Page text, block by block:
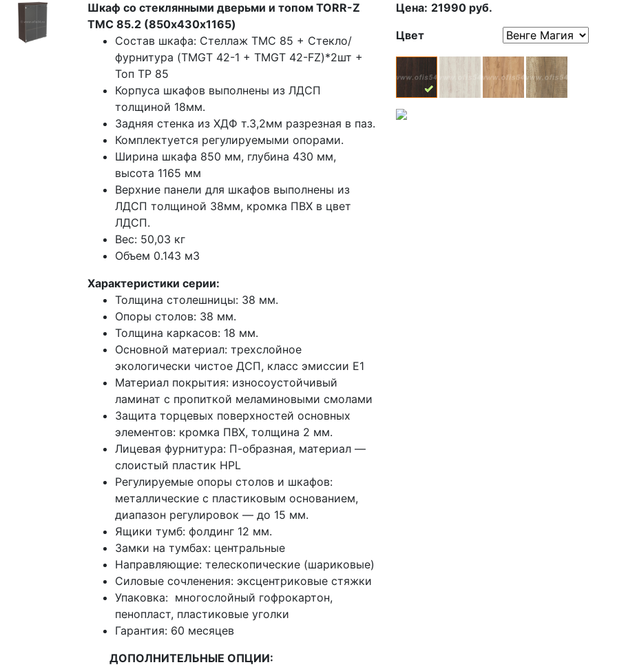
Шкаф со стеклянными дверьми и топом TORR-Z
TMC 85.2 (850х430х1165)
Состав шкафа: Стеллаж TMC 85 + Стекло/
фурнитура (TMGT 42-1 + TMGT 42-FZ)*2шт +
Топ TP 85
Корпуса шкафов выполнены из ЛДСП
толщиной 18мм.
Задняя стенка из ХДФ т.3,2мм разрезная в паз.
Комплектуется регулируемыми опорами.
Ширина шкафа 850 мм, глубина 430 мм,
высота 1165 мм
Верхние панели для шкафов выполнены из
ЛДСП толщиной 38мм, кромка ПВХ в цвет
ЛДСП.
Вес: 50,03 кг
Объем 0.143 м3
Характеристики серии:
Толщина столешницы: 38 мм.
Опоры столов: 38 мм.
Толщина каркасов: 18 мм.
Основной материал: трехслойное
экологически чистое ДСП, класс эмиссии Е1
Материал покрытия: износоустойчивый
ламинат с пропиткой меламиновыми смолами
Защита торцевых поверхностей основных
элементов: кромка ПВХ, толщина 2 мм.
Лицевая фурнитура: П-образная, материал —
слоистый пластик HPL
Регулируемые опоры столов и шкафов:
металлические с пластиковым основанием,
диапазон регулировок — до 15 мм.
Ящики тумб: фолдинг 12 мм.
Замки на тумбах: центральные
Направляющие: телескопические (шариковые)
Силовые сочленения: эксцентриковые стяжки
Упаковка: многослойный гофрокартон,
пенопласт, пластиковые уголки
Гарантия: 60 месяцев
ДОПОЛНИТЕЛЬНЫЕ ОПЦИИ:
Цена: 21990 руб.
Цвет